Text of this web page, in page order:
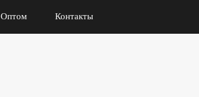
Оптом Контакты